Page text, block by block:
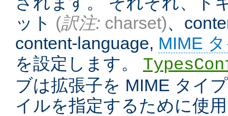
ット (訳注: charset)、
content-language, MIME
を設定します。
ブは拡張子を MIME タイ
イルを指定するために使